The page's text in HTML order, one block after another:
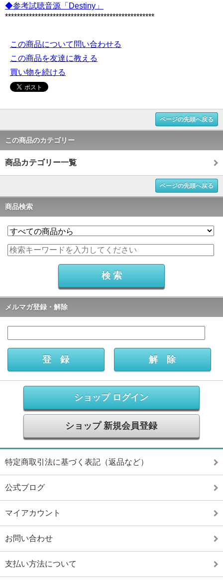
◆参考試聴音源「Destiny」
**************************************************
この商品について問い合わせる
この商品を友達に教える
買い物を続ける
ページの先頭へ戻る
この商品のカテゴリー
商品カテゴリー一覧
ページの先頭へ戻る
商品検索
メルマガ登録・解除
ショップ ログイン
ショップ 新規会員登録
特定商取引法に基づく表記（返品など）
公式ブログ
マイアカウント
お問い合わせ
支払い方法について